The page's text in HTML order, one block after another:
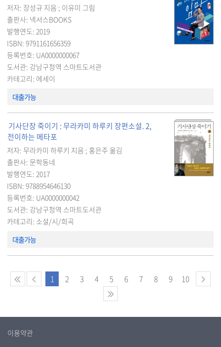
저자: 장성규 지음 ; 이유미 그림
출판사: 넥서스BOOKS
발행연도: 2019
ISBN: 9791161656359
등록번호: UA0000000067
도서관: 강남구청역 스마트도서관
카테고리: 에세이
대출가능
기사단장 죽이기 : 무라카미 하루키 장편소설. 2,
전이하는 메타포
저자: 무라카미 하루키 지음 ; 홍은주 옮김
출판사: 문학동네
발행연도: 2017
ISBN: 9788954646130
등록번호: UA0000000042
도서관: 강남구청역 스마트도서관
카테고리: 소설/시/희곡
대출가능
1 2 3 4 5 6 7 8 9 10
이용약관